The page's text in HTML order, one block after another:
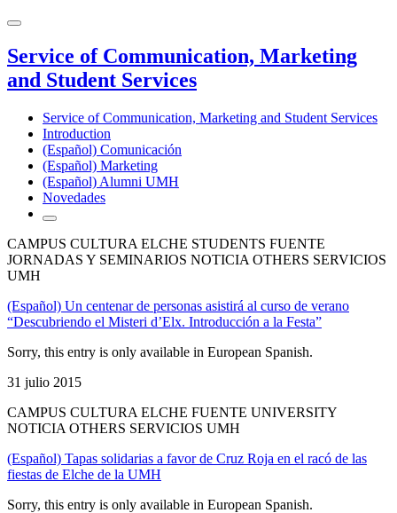
Service of Communication, Marketing
and Student Services
Service of Communication, Marketing and Student Services
Introduction
(Español) Comunicación
(Español) Marketing
(Español) Alumni UMH
Novedades
CAMPUS CULTURA ELCHE STUDENTS FUENTE
JORNADAS Y SEMINARIOS NOTICIA OTHERS SERVICIOS
UMH
(Español) Un centenar de personas asistirá al curso de verano
“Descubriendo el Misteri d’Elx. Introducción a la Festa”
Sorry, this entry is only available in European Spanish.
31 julio 2015
CAMPUS CULTURA ELCHE FUENTE UNIVERSITY
NOTICIA OTHERS SERVICIOS UMH
(Español) Tapas solidarias a favor de Cruz Roja en el racó de las
fiestas de Elche de la UMH
Sorry, this entry is only available in European Spanish.